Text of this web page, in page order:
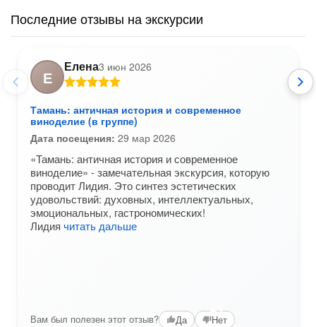
Последние отзывы на экскурсии
Е
Елена3 июн 2026
Тамань: античная история и современное
виноделие (в группе)
Дата посещения: 29 мар 2026
«Тамань: античная история и современное
виноделие» - замечательная экскурсия, которую
проводит Лидия. Это синтез эстетических
удовольствий: духовных, интеллектуальных,
эмоциональных, гастрономических!
Лидия читать дальше
+1
Вам был полезен этот отзыв? Да Нет